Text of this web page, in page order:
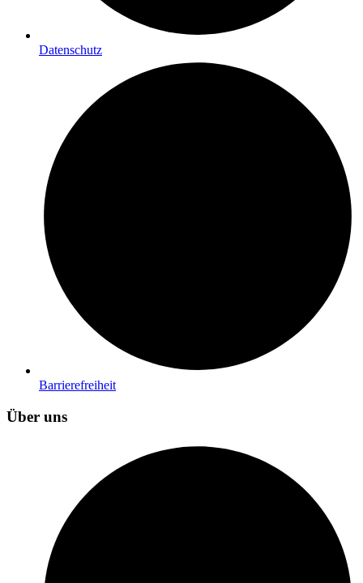
Datenschutz
Barrierefreiheit
Über uns